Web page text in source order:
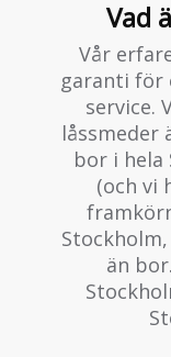
Vad
Vår
garanti för
service.
låssmeder
bor i hela
(och vi
än